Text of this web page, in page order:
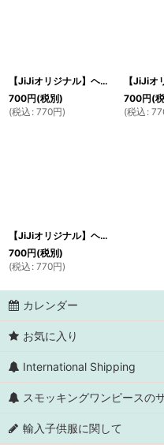
【JiJiオリジナル】ヘアゴムリボン2個セットネイビー×サテン
700円(税別)
(税込 : 770円)
700円(
(税込 :
【JiJiオリジナル】ヘアゴムダブルリボン2個セットネイビー
700円(税別)
(税込 : 770円)
カレンダー
お気に入り
International Shipping
スモッキングワンピースの
輸入子供服に関して